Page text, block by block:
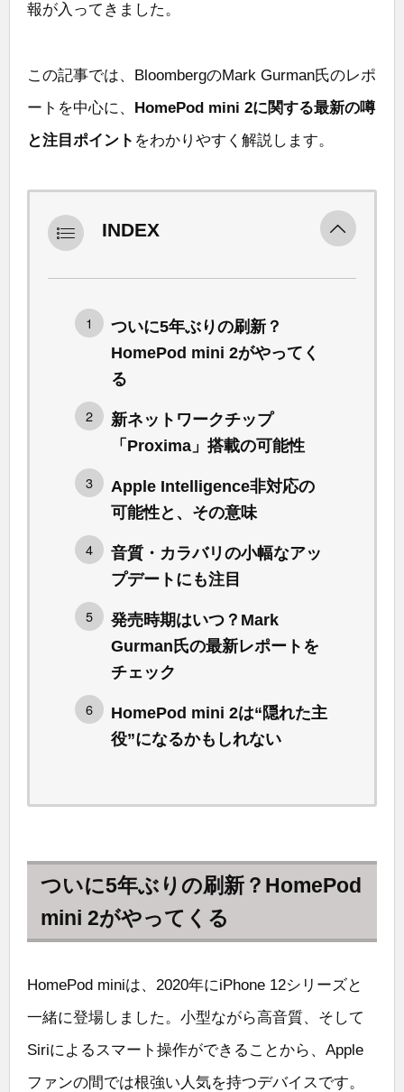
報が入ってきました。
この記事では、BloombergのMark Gurman氏のレポ
ートを中心に、 HomePod mini 2に関する最新の噂
と注目ポイント をわかりやすく解説します。
INDEX
ついに5年ぶりの刷新？
HomePod mini 2がやってく
る
新ネットワークチップ
「Proxima」搭載の可能性
Apple Intelligence非対応の
可能性と、その意味
音質・カラバリの小幅なアッ
プデートにも注目
発売時期はいつ？Mark
Gurman氏の最新レポートを
チェック
HomePod mini 2は“隠れた主
役”になるかもしれない
ついに5年ぶりの刷新？HomePod
mini 2がやってくる
HomePod miniは、2020年にiPhone 12シリーズと
一緒に登場しました。小型ながら高音質、そして
Siriによるスマート操作ができることから、Apple
ファンの間では根強い人気を持つデバイスです。